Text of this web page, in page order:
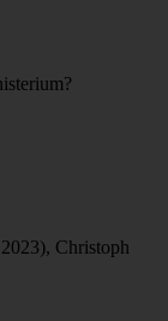
Christoph